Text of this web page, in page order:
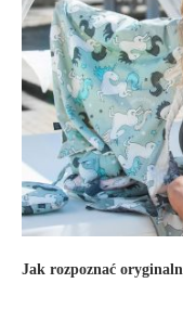
Jak rozpoznać